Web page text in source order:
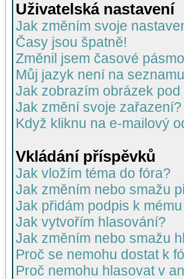
Uživatelská nastavení
Jak změním svoje
Časy jsou špatně!
Změnil jsem časové
Můj jazyk není na
Jak zobrazím obrázek
Jak změní svoje zařazení?
Když kliknu na e-mailový
Vkládání příspěvků
Jak vložím téma do fóra?
Jak změním nebo smažu
Jak přidám podpis k
Jak vytvořím hlasování?
Jak změním nebo smažu
Proč se nemohu dostat k
Proč nemohu hlasovat v